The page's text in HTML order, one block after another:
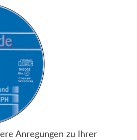
Anregungen zu Ihrer